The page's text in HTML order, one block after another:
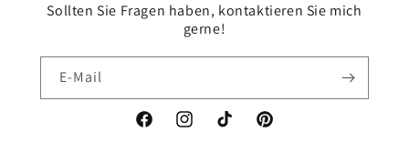
Sollten Sie Fragen haben, kontaktieren Sie mich
gerne!
E-Mail
FacebookInstagramTikTok Pinterest